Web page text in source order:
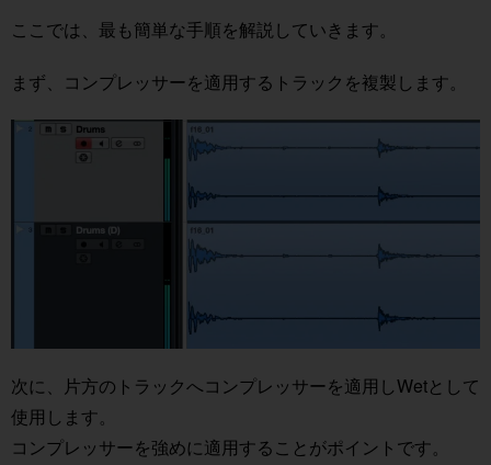
ここでは、最も簡単な手順を解説していきます。
まず、コンプレッサーを適用するトラックを複製します。
次に、片方のトラックへコンプレッサーを適用しWetとして
使用します。
コンプレッサーを強めに適用することがポイントです。